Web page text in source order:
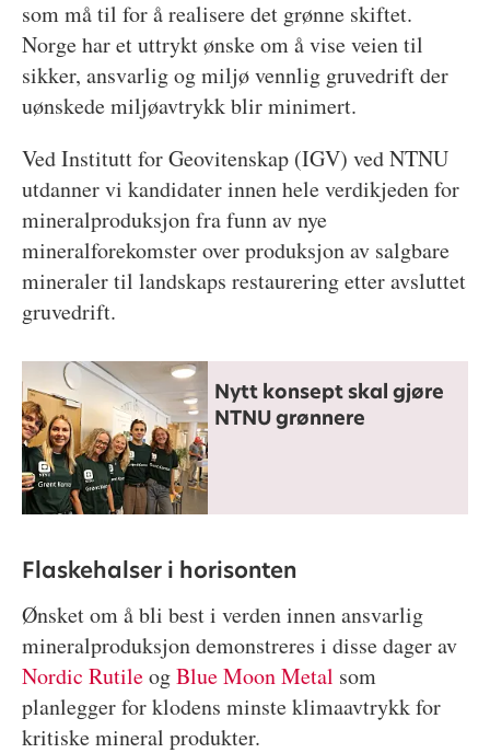
som må til for å realisere det grønne skiftet.
Norge har et uttrykt ønske om å vise veien til
sikker, ansvarlig og miljø vennlig gruvedrift der
uønskede miljøavtrykk blir minimert.
Ved Institutt for Geovitenskap (IGV) ved NTNU
utdanner vi kandidater innen hele verdikjeden for
mineralproduksjon fra funn av nye
mineralforekomster over produksjon av salgbare
mineraler til landskaps restaurering etter avsluttet
gruvedrift.
Nytt konsept skal gjøre
NTNU grønnere
Flaskehalser i horisonten
Ønsket om å bli best i verden innen ansvarlig
mineralproduksjon demonstreres i disse dager av
Nordic RutileogBlue Moon Metal som
planlegger for klodens minste klimaavtrykk for
kritiske mineral produkter.